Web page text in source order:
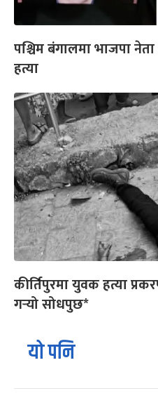
पश्चिम बंगालमा भाजपा
हत्या
कीर्तिपुरमा युवक हत्या
गर्‍यो सोधपुछ*
यो पनि